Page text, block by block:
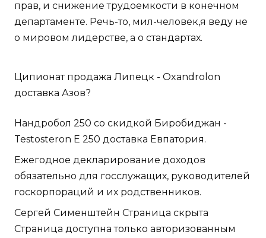
прав, и снижение трудоемкости в конечном
департаменте. Речь-то, мил-человек,я веду не
о мировом лидерстве, а о стандартах.
Ципионат продажа Липецк - Oxandrolon
доставка Азов?
Нандробол 250 со скидкой Биробиджан -
Testosteron E 250 доставка Евпатория.
Ежегодное декларирование доходов
обязательно для госслужащих, руководителей
госкорпораций и их родственников.
Сергей Сименштейн Страница скрыта
Страница доступна только авторизованным